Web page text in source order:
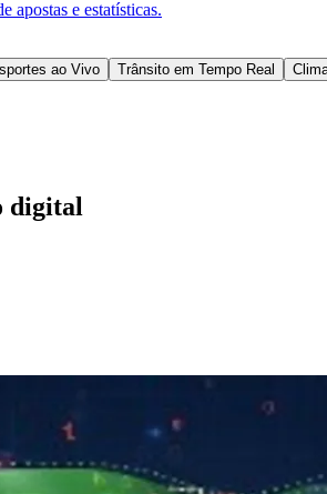
Jardim dos CamargosJardim EsperançaJardim
Jardim São Pedro
Pirapora do Bom Jesus Recanto Phrynéa
apostas e estatísticas.
ao Vivo Trânsito em Tempo Real
digital